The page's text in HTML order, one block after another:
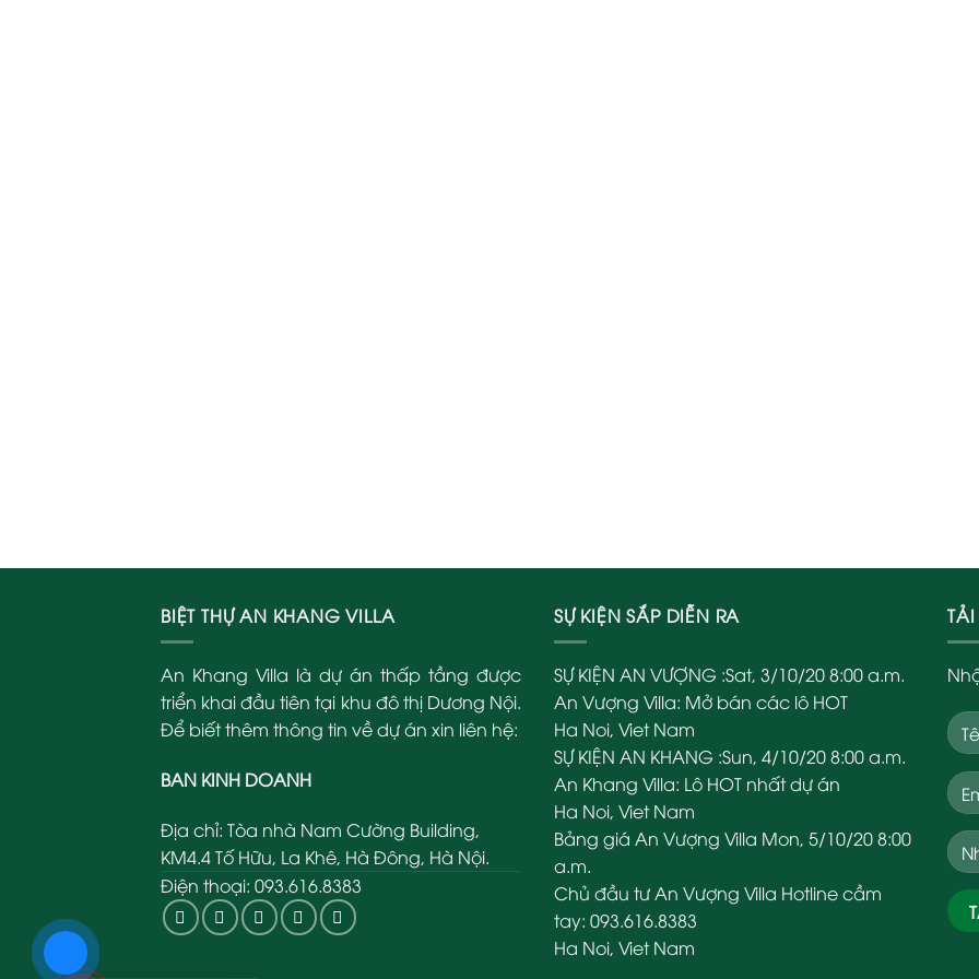
BIỆT THỰ AN KHANG VILLA
An Khang Villa là dự án thấp tầng được
triển khai đầu tiên tại khu đô thị Dương Nội.
Để biết thêm thông tin về dự án xin liên hệ:
BAN KINH DOANH
Địa chỉ: Tòa nhà Nam Cường Building,
KM4.4 Tố Hữu, La Khê, Hà Đông, Hà Nội.
Điện thoại: 093.616.8383
SỰ KIỆN SẮP DIỄN RA
SỰ KIỆN AN VƯỢNG :Sat, 3/10/20 8:00 a.m.
An Vượng Villa: Mở bán các lô HOT
Ha Noi, Viet Nam
SỰ KIỆN AN KHANG :Sun, 4/10/20 8:00 a.m.
An Khang Villa: Lô HOT nhất dự án
Ha Noi, Viet Nam
Bảng giá An Vượng Villa Mon, 5/10/20 8:00
a.m.
Chủ đầu tư An Vượng Villa Hotline cầm
tay: 093.616.8383
Ha Noi, Viet Nam